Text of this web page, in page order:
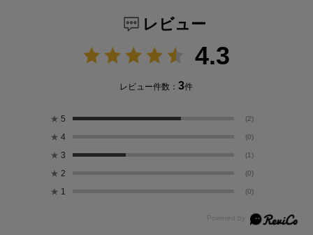
レビュー
4.3
レビュー件数：3件
★ 5 (2)
★ 4 (0)
★ 3 (1)
★ 2 (0)
★ 1 (0)